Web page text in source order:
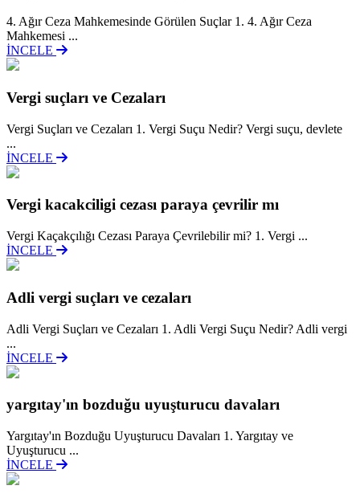
4. Ağır Ceza Mahkemesinde Görülen Suçlar 1. 4. Ağır Ceza
Mahkemesi ...
İNCELE
Vergi suçları ve Cezaları
Vergi Suçları ve Cezaları 1. Vergi Suçu Nedir? Vergi suçu, devlete
...
İNCELE
Vergi kacakciligi cezası paraya çevrilir mı
Vergi Kaçakçılığı Cezası Paraya Çevrilebilir mi? 1. Vergi ...
İNCELE
Adli vergi suçları ve cezaları
Adli Vergi Suçları ve Cezaları 1. Adli Vergi Suçu Nedir? Adli vergi
...
İNCELE
yargıtay'ın bozduğu uyuşturucu davaları
Yargıtay'ın Bozduğu Uyuşturucu Davaları 1. Yargıtay ve
Uyuşturucu ...
İNCELE